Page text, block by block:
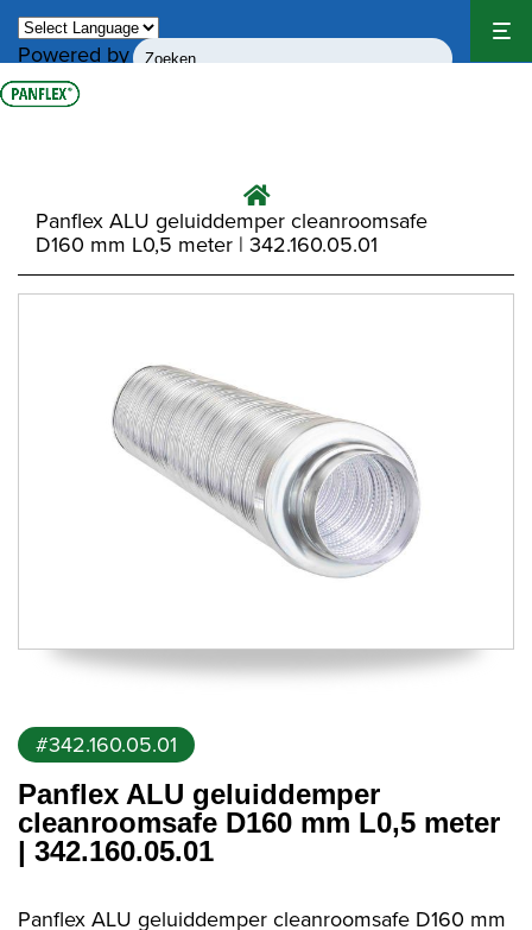
Powered by
Translate
Panflex ALU geluiddemper cleanroomsafe
D160 mm L0,5 meter | 342.160.05.01
#342.160.05.01
Panflex ALU geluiddemper
cleanroomsafe D160 mm L0,5 meter
| 342.160.05.01
Panflex ALU geluiddemper cleanroomsafe D160 mm